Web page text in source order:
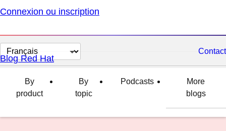
Connexion ou inscription
Changer
la
langue
Contact
Blog Red Hat
By
product
By
topic
Podcasts
More
blogs